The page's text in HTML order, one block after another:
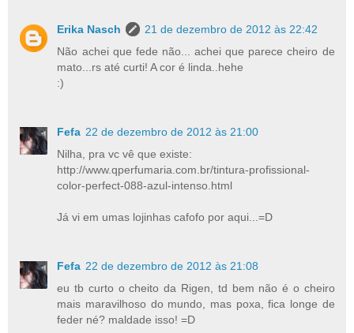
Erika Nasch
21 de dezembro de 2012 às 22:42
Não achei que fede não... achei que parece cheiro de
mato...rs até curti! A cor é linda..hehe
:)
Fefa 22 de dezembro de 2012 às 21:00
Nilha, pra vc vê que existe:
http://www.qperfumaria.com.br/tintura-profissional-
color-perfect-088-azul-intenso.html
Já vi em umas lojinhas cafofo por aqui...=D
Fefa 22 de dezembro de 2012 às 21:08
eu tb curto o cheito da Rigen, td bem não é o cheiro
mais maravilhoso do mundo, mas poxa, fica longe de
feder né? maldade isso! =D